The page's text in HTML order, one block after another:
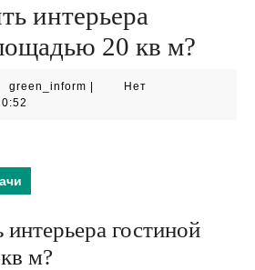
интерьера
20 кв м?
green_informgreen_inform
Нет
гостиной
м?